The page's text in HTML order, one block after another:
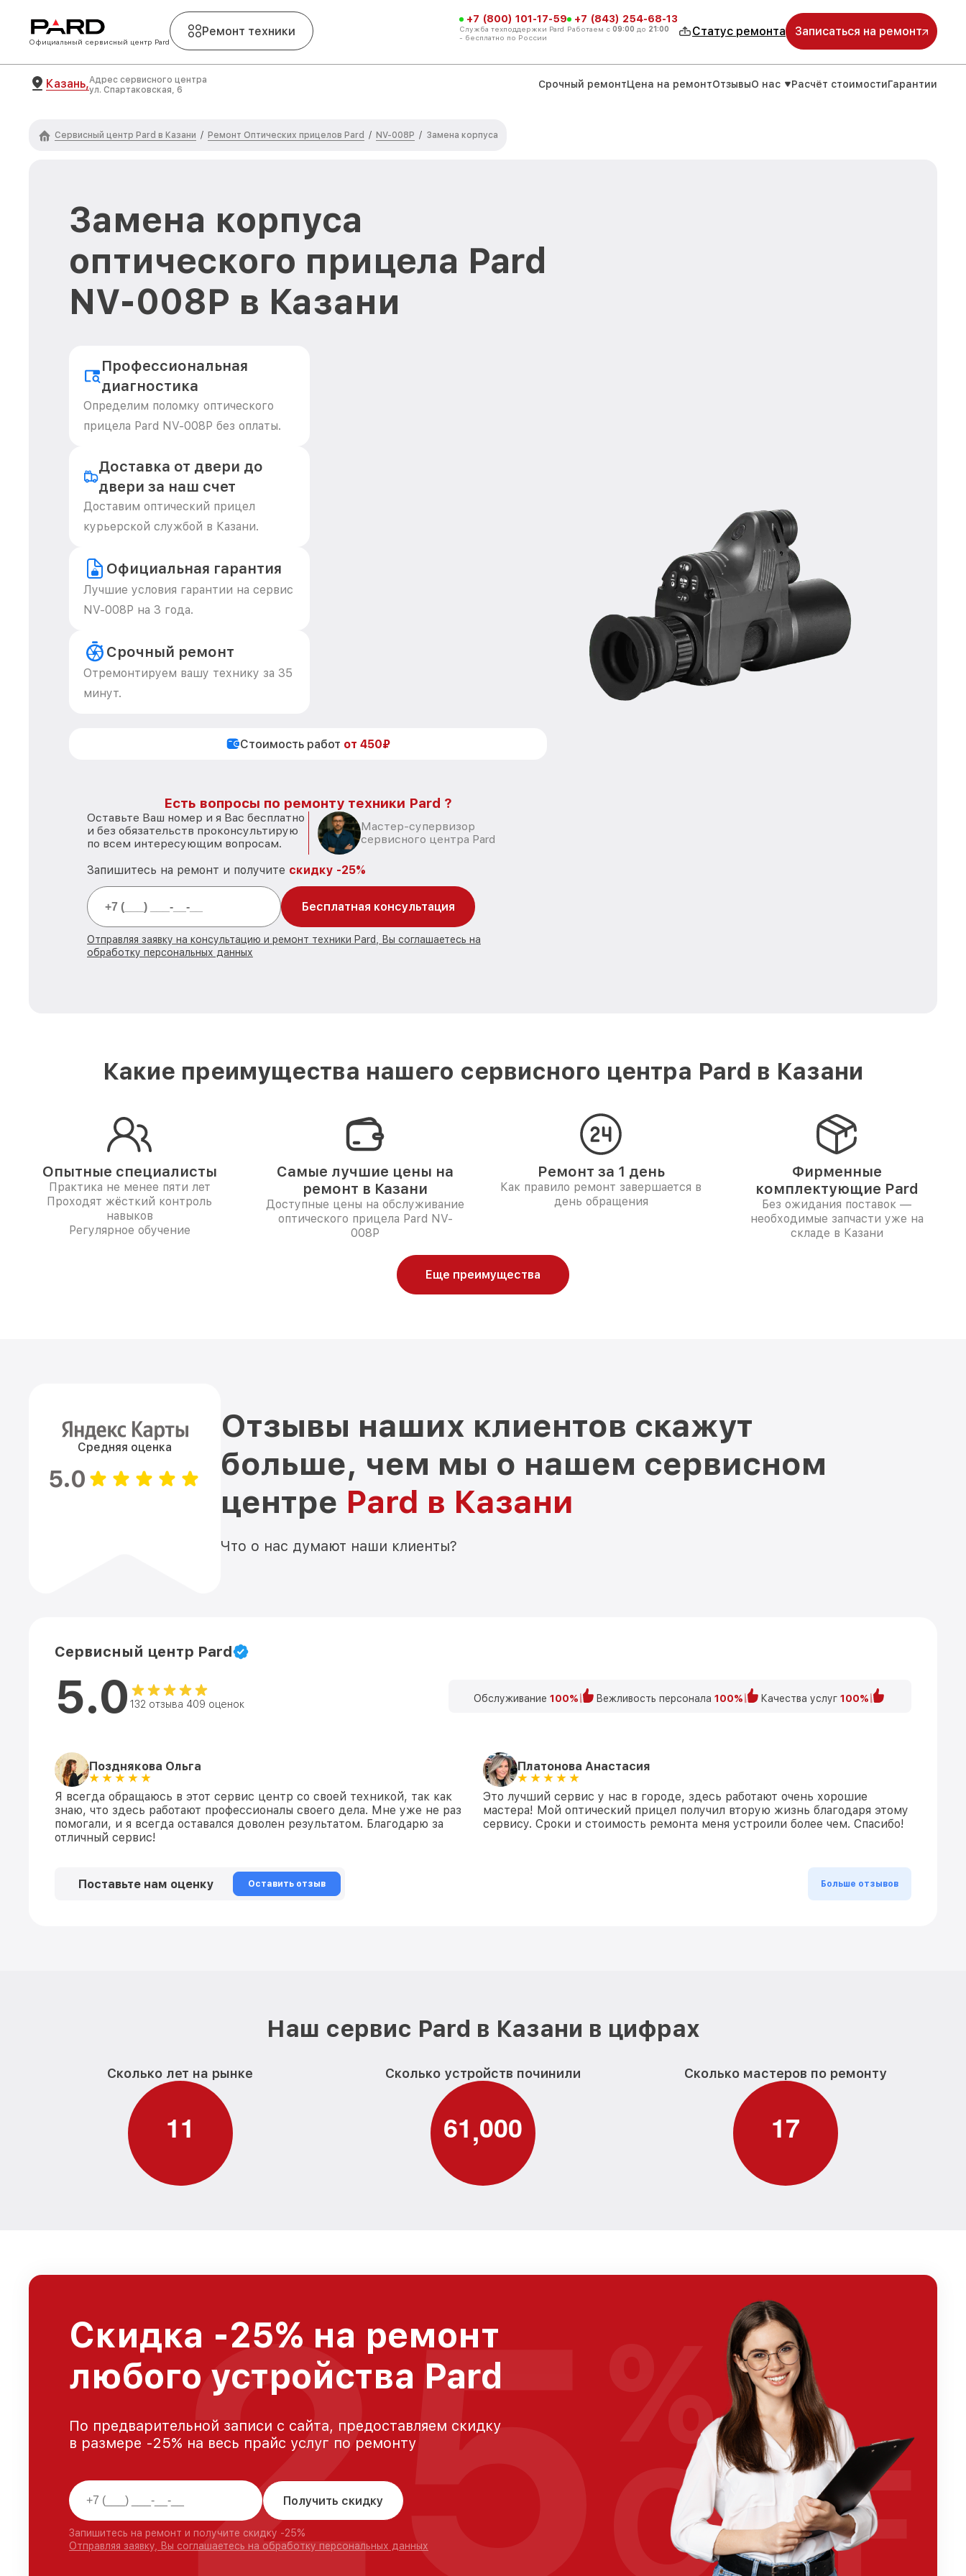
Официальный сервисный центр Pard
Ремонт техники
+7 (800) 101-17-59
Служба техподдержки Pard
- бесплатно по России
+7 (843) 254-68-13
Работаем с 09:00 до 21:00 Статус ремонта Записаться на ремонт
Казань,Адрес сервисного центра
ул. Спартаковская, 6
Срочный ремонтЦена на ремонтОтзывыО нас Расчёт стоимостиГарантии
Сервисный центр Pard в Казани / Ремонт Оптических прицелов Pard / NV-008P / Замена корпуса
Замена корпуса
оптического прицела Pard
NV-008P в Казани
Профессиональная
диагностика
Определим поломку оптического
прицела Pard NV-008P без оплаты.
Доставка от двери до
двери за наш счет
Доставим оптический прицел
курьерской службой в Казани.
Официальная гарантия
Лучшие условия гарантии на сервис
NV-008P на 3 года.
Срочный ремонт
Отремонтируем вашу технику за 35
минут.
Стоимость работ от 450₽
Есть вопросы по ремонту техники Pard ?
Оставьте Ваш номер и я Вас бесплатно
и без обязательств проконсультирую
по всем интересующим вопросам.
Мастер-супервизор
сервисного центра Pard
Запишитесь на ремонт и получите скидку -25%
Бесплатная консультация
Отправляя заявку на консультацию и ремонт техники Pard, Вы соглашаетесь на
обработку персональных данных
Какие преимущества нашего сервисного центра Pard в Казани
Опытные специалисты
Практика не менее пяти лет
Проходят жёсткий контроль
навыков
Регулярное обучение
Самые лучшие цены на
ремонт в Казани
Доступные цены на обслуживание
оптического прицела Pard NV-
008P
Ремонт за 1 день
Как правило ремонт завершается в
день обращения
Фирменные
комплектующие Pard
Без ожидания поставок —
необходимые запчасти уже на
складе в Казани
Еще преимущества
Средняя оценка
5.0
Отзывы наших клиентов скажут
больше, чем мы о нашем сервисном
центре Pard в Казани
Что о нас думают наши клиенты?
Сервисный центр Pard
5.0 132 отзыва 409 оценок Обслуживание 100% Вежливость персонала 100% Качества услуг 100%
Позднякова Ольга
Я всегда обращаюсь в этот сервис центр со своей техникой, так как
знаю, что здесь работают профессионалы своего дела. Мне уже не раз
помогали, и я всегда оставался доволен результатом. Благодарю за
отличный сервис!
Платонова Анастасия
Это лучший сервис у нас в городе, здесь работают очень хорошие
мастера! Мой оптический прицел получил вторую жизнь благодаря этому
сервису. Сроки и стоимость ремонта меня устроили более чем. Спасибо!
Поставьте нам оценку Оставить отзыв Больше отзывов
Наш сервис Pard в Казани в цифрах
Сколько лет на рынке
11
Сколько устройств починили
61,000
Сколько мастеров по ремонту
17
Скидка -25% на ремонт
любого устройства Pard
По предварительной записи с сайта, предоставляем скидку
в размере -25% на весь прайс услуг по ремонту
Получить скидку
Запишитесь на ремонт и получите скидку -25%
Отправляя заявку, Вы соглашаетесь на обработку персональных данных
25 %
OFF